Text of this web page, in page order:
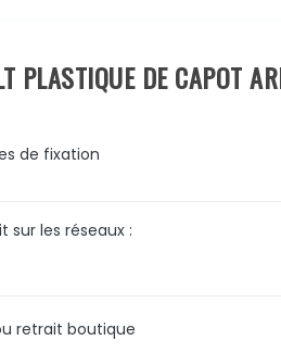
PLASTIQUE DE CAPOT
de fixation
retrait boutique